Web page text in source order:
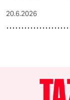
20.6.2026